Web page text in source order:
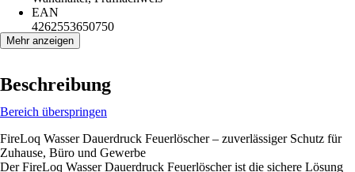
EAN
4262553650750
Mehr anzeigen
Beschreibung
Bereich überspringen
FireLoq Wasser Dauerdruck Feuerlöscher – zuverlässiger Schutz für
Zuhause, Büro und Gewerbe
Der FireLoq Wasser Dauerdruck Feuerlöscher ist die sichere Lösung